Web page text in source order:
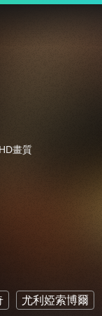
畫質
尤利婭索博爾